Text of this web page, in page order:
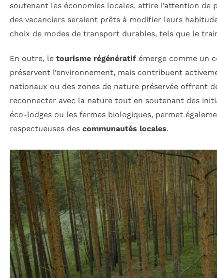
soutenant les économies locales, attire l’attention de
des vacanciers seraient prêts à modifier leurs
choix de modes de transport durables, tels que le
En outre, le tourisme régénératif émerge comme un
préservent l’environnement, mais contribuent
nationaux ou des zones de nature préservée offrent
reconnecter avec la nature tout en soutenant des
éco-lodges ou les fermes biologiques, permet
respectueuses des communautés locales.